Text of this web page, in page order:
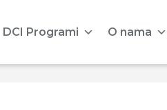
DCI Programi O nama